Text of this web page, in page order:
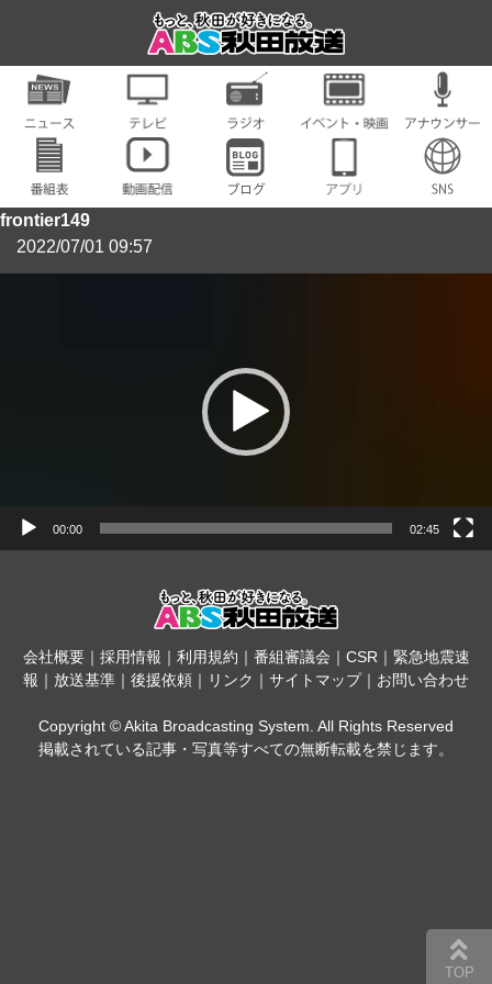
frontier149
2022/07/01 09:57
00:00 02:45
会社概要｜ 採用情報 ｜ 利用規約 ｜ 番組審議会 ｜ CSR｜ 緊急地震速
報 ｜ 放送基準 ｜ 後援依頼 ｜ リンク ｜ サイトマップ｜ お問い合わせ
Copyright © Akita Broadcasting System. All Rights Reserved
掲載されている記事・写真等すべての無断転載を禁じます。